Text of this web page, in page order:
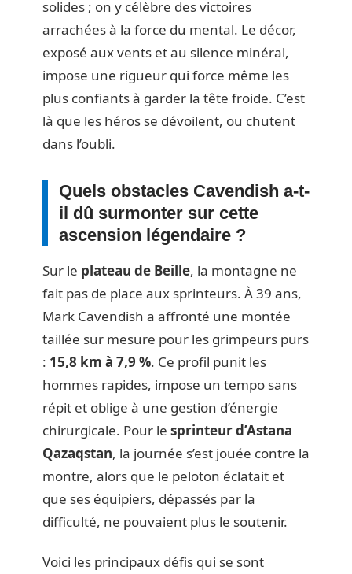
solides ; on y célèbre des victoires
arrachées à la force du mental. Le décor,
exposé aux vents et au silence minéral,
impose une rigueur qui force même les
plus confiants à garder la tête froide. C’est
là que les héros se dévoilent, ou chutent
dans l’oubli.
Quels obstacles Cavendish a-t-
il dû surmonter sur cette
ascension légendaire ?
Sur le plateau de Beille, la montagne ne
fait pas de place aux sprinteurs. À 39 ans,
Mark Cavendish a affronté une montée
taillée sur mesure pour les grimpeurs purs
: 15,8 km à 7,9 %. Ce profil punit les
hommes rapides, impose un tempo sans
répit et oblige à une gestion d’énergie
chirurgicale. Pour le sprinteur d’Astana
Qazaqstan, la journée s’est jouée contre la
montre, alors que le peloton éclatait et
que ses équipiers, dépassés par la
difficulté, ne pouvaient plus le soutenir.
Voici les principaux défis qui se sont